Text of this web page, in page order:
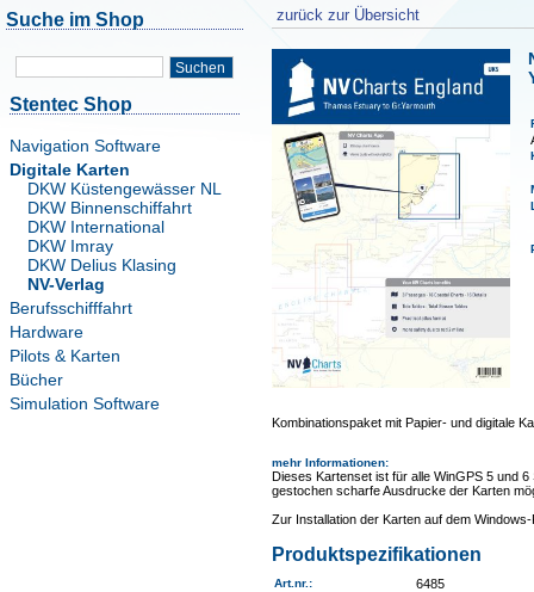
Suche im Shop
Suchen
Stentec Shop
Navigation Software
Digitale Karten
DKW Küstengewässer NL
DKW Binnenschiffahrt
DKW International
DKW Imray
DKW Delius Klasing
NV-Verlag
Berufsschifffahrt
Hardware
Pilots & Karten
Bücher
Simulation Software
zurück zur Übersicht
Kombinationspaket mit Papier- und digitale
mehr Informationen:
Dieses Kartenset ist für alle WinGPS 5 und
gestochen scharfe Ausdrucke der Karten
Zur Installation der Karten auf dem
Produktspezifikationen
Art.nr. : 6485